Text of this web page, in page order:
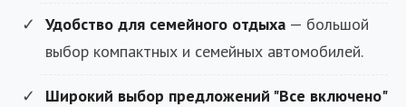
Удобство для семейного отдыха — большой
выбор компактных и семейных автомобилей.
Широкий выбор предложений "Все включено"